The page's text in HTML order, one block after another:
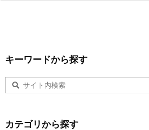
キーワードから探す
カテゴリから探す